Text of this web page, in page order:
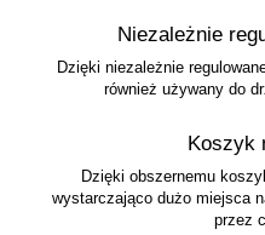
Niezależnie
Dzięki niezależnie
również używany do
Koszyk
Dzięki obszernemu
wystarczająco dużo miejsca
przez